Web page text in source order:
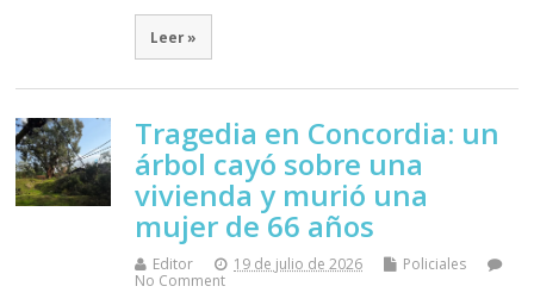
Leer »
Tragedia en Concordia: un
árbol cayó sobre una
vivienda y murió una
mujer de 66 años
Editor 19 de julio de 2026
Policiales
No Comment